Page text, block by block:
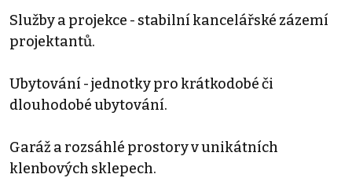
Služby a projekce - stabilní kancelářské zázemí
projektantů.
Ubytování - jednotky pro krátkodobé či
dlouhodobé ubytování.
Garáž a rozsáhlé prostory v unikátních
klenbových sklepech.